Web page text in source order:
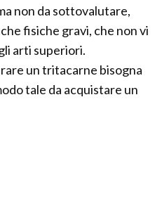
non da sottovalutare,
fisiche gravi, che non vi
arti superiori.
un tritacarne bisogna
tale da acquistare un